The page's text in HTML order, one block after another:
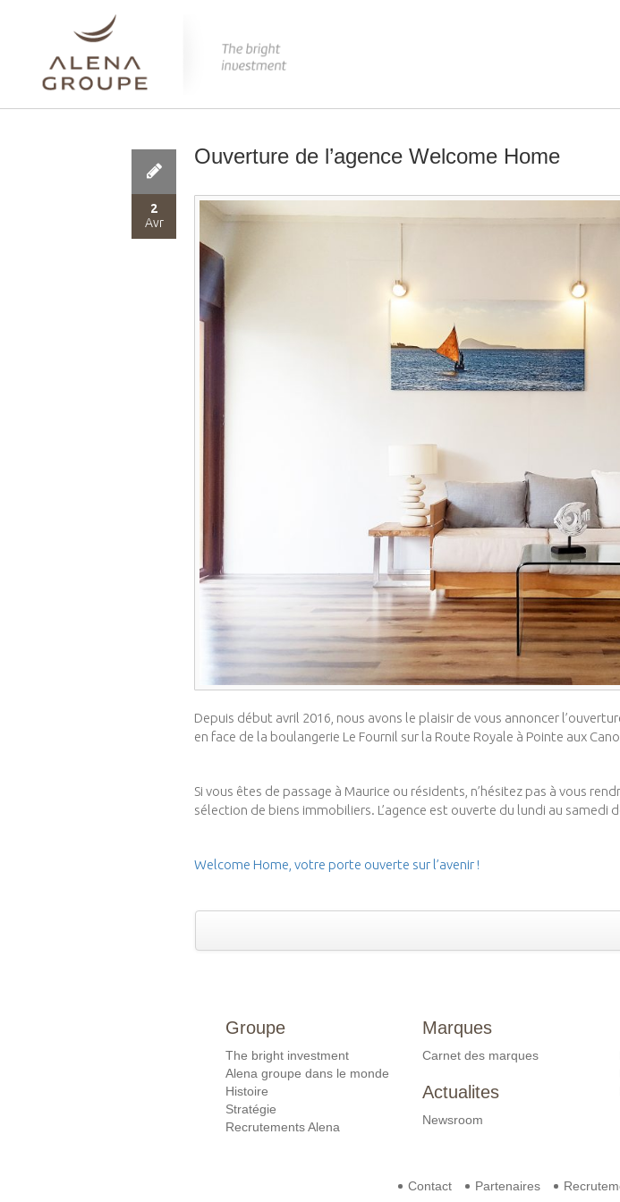
2
Avr
Ouverture de l’agence Welcome Home
Depuis début avril 2016, nous avons le plaisir de vous annoncer
en face de la boulangerie Le Fournil sur la Route Royale à Pointe aux
Si vous êtes de passage à Maurice ou résidents, n’hésitez pas à vous
sélection de biens immobiliers. L’agence est ouverte du lundi au samedi
Welcome Home, votre porte ouverte sur l’avenir !
Groupe
The bright investment
Alena groupe dans le monde
Histoire
Stratégie
Recrutements Alena
Marques
Carnet des marques
Actualites
Newsroom
Contact Partenaires